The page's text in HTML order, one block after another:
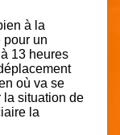
à la
pour un
13 heures
où va se
la situation de
la